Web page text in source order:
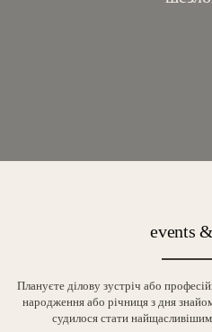
events
Плануєте ділову зустріч або
народження або річниця з дня
судилося стати